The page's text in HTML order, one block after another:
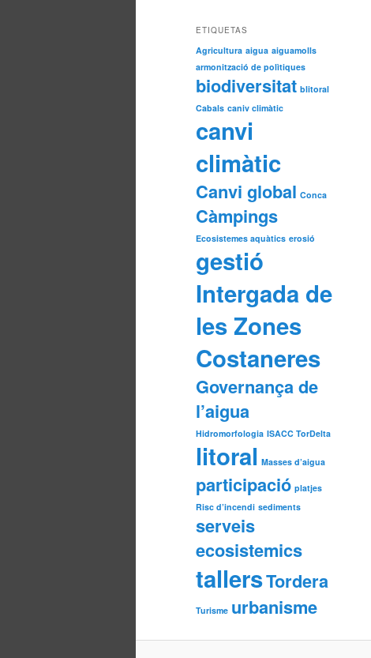
ETIQUETAS
Agricultura aigua aiguamolls
armonització de polìtiques
biodiversitat blitoral
Cabals caniv climàtic
canvi
climàtic
Canvi global Conca
Càmpings
Ecosistemes aquàtics erosió
gestió
Intergada de
les Zones
Costaneres
Governança de
l’aigua
Hidromorfologia ISACC TorDelta
litoral Masses d’aigua
participació platjes
Risc d’incendi sediments
serveis
ecosistemics
tallersTordera
Turisme urbanisme